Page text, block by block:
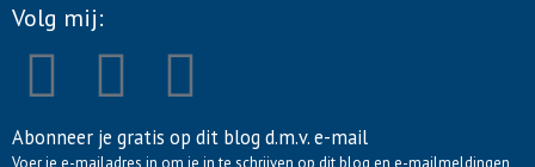
Volg mij:
F
a
L
i
P
i
Abonneer je gratis op dit blog d.m.v. e-mail
Voer je e-mailadres in om je in te schrijven op dit blog en e-mailmeldingen
E-